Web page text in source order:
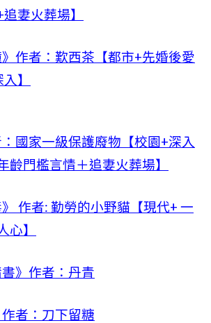
妻火葬場】
》作者：歎西茶【都市+先婚後愛
】
：國家一級保護廢物【校園+深入
齡門檻言情＋追妻火葬場】
》 作者: 勤勞的小野貓【現代+ 一
心】
書》作者：丹青
作者：刀下留糖